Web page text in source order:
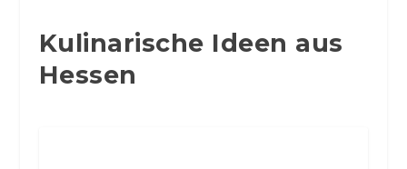
Kulinarische Ideen aus
Hessen